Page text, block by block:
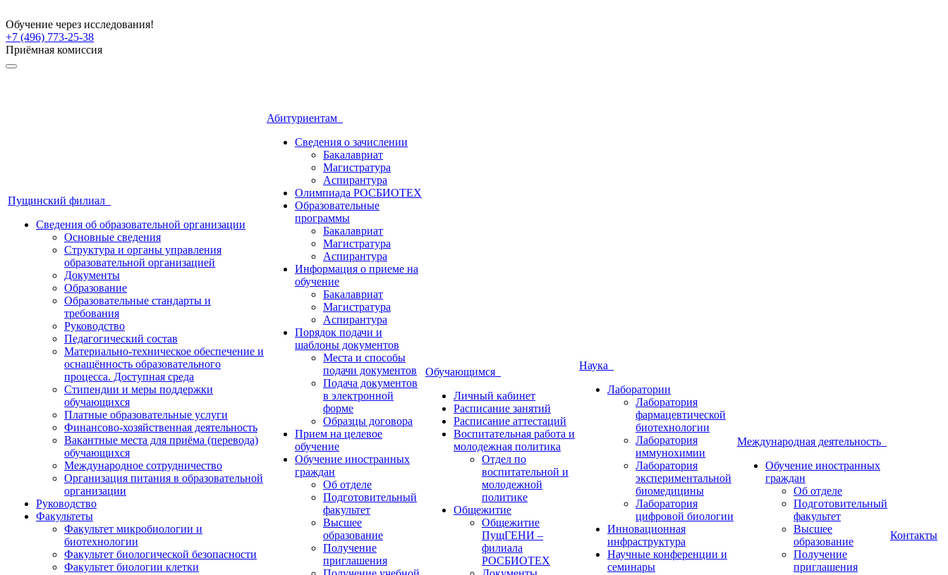
Обучение через исследования!
+7 (496) 773-25-38
Приёмная комиссия
Пущинский филиал
Сведения об образовательной организации
Основные сведения
Структура и органы управления
образовательной организацией
Документы
Образование
Образовательные стандарты и
требования
Руководство
Педагогический состав
Материально-техническое обеспечение и
оснащённость образовательного
процесса. Доступная среда
Стипендии и меры поддержки
обучающихся
Платные образовательные услуги
Финансово-хозяйственная деятельность
Вакантные места для приёма (перевода)
обучающихся
Международное сотрудничество
Организация питания в образовательной
организации
Руководство
Факультеты
Факультет микробиологии и
биотехнологии
Факультет биологической безопасности
Факультет биологии клетки
Абитуриентам
Сведения о зачислении
Бакалавриат
Магистратура
Аспирантура
Олимпиада РОСБИОТЕХ
Образовательные
программы
Бакалавриат
Магистратура
Аспирантура
Информация о приеме на
обучение
Бакалавриат
Магистратура
Аспирантура
Порядок подачи и
шаблоны документов
Места и способы
подачи документов
Подача документов
в электронной
форме
Образцы договора
Прием на целевое
обучение
Обучение иностранных
граждан
Об отделе
Подготовительный
факультет
Высшее
образование
Получение
приглашения
Обучающимся
Личный кабинет
Расписание занятий
Расписание аттестаций
Воспитательная работа и
молодежная политика
Отдел по
воспитательной и
молодежной
политике
Общежитие
Общежитие
ПущГЕНИ –
филиала
РОСБИОТЕХ
Наука
Лаборатории
Лаборатория
фармацевтической
биотехнологии
Лаборатория
иммунохимии
Лаборатория
экспериментальной
биомедицины
Лаборатория
цифровой биологии
Инновационная
инфраструктура
Научные конференции и
семинары
Международная деятельность
Обучение иностранных
граждан
Об отделе
Подготовительный
факультет
Высшее
образование
Получение
приглашения
Контакты